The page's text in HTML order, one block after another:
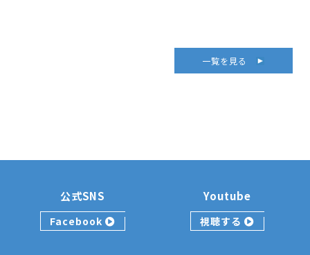
一覧を見る
公式SNS
Facebook
Youtube
視聴する